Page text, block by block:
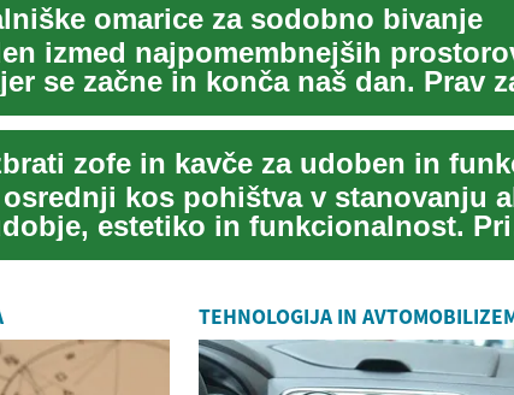
omarice za sodobno bivanje
izmed najpomembnejših
se začne in konča naš dan. Prav
kos pohištva v stanovanju
estetiko in funkcionalnost. Pri
TEHNOLOGIJA IN